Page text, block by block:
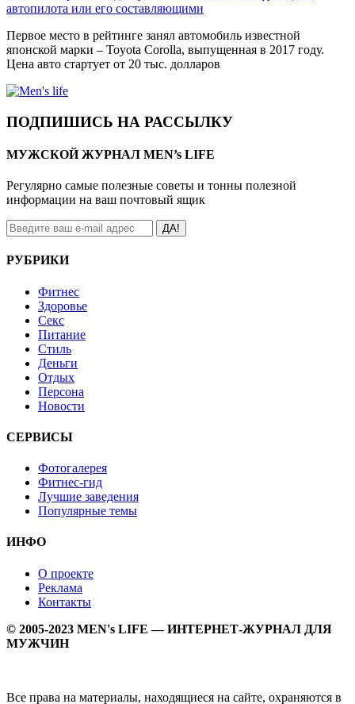
автопилота или его составляющими
Первое место в рейтинге занял автомобиль известной
японской марки – Toyota Corolla, выпущенная в 2017 году.
Цена авто стартует от 20 тыс. долларов
ПОДПИШИСЬ НА РАССЫЛКУ
МУЖСКОЙ ЖУРНАЛ MEN’s LIFE
Регулярно самые полезные советы и тонны полезной
информации на ваш почтовый ящик
ДА!
РУБРИКИ
Фитнес
Здоровье
Секс
Питание
Стиль
Деньги
Отдых
Персона
Новости
СЕРВИСЫ
Фотогалерея
Фитнес-гид
Лучшие заведения
Популярные темы
ИНФО
О проекте
Реклама
Контакты
© 2005-2023 MEN's LIFE — ИНТЕРНЕТ-ЖУРНАЛ ДЛЯ
МУЖЧИН
Все права на материалы, находящиеся на сайте, охраняются в